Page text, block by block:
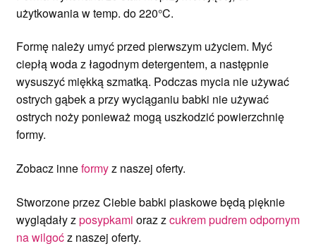
użytkowania w temp. do 220°C.
Formę należy umyć przed pierwszym użyciem. Myć
ciepłą woda z łagodnym detergentem, a następnie
wysuszyć miękką szmatką. Podczas mycia nie używać
ostrych gąbek a przy wyciąganiu babki nie używać
ostrych noży ponieważ mogą uszkodzić powierzchnię
formy.
Zobacz inneformyz naszej oferty.
Stworzone przez Ciebie babki piaskowe będą pięknie
wyglądały zposypkami oraz zcukrem pudrem odpornym
na wilgoćz naszej oferty.